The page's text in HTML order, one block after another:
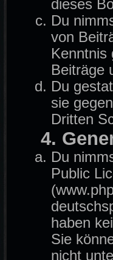
dieses
Du
von
Kenntnis
Beiträge
Du
sie
Dritten
4.
Du
Public
haben
Sie
nicht